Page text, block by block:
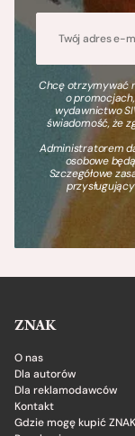
Chcę otrzymywać
o
wydawnictwo
świadomość, że
Administratorem
osobowe
Szczegółowe
ZNAK
O nas
Dla autorów
Dla reklamodawców
Kontakt
Gdzie mogę kupić